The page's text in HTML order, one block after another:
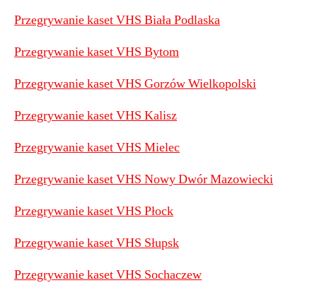
Przegrywanie kaset VHS Biała Podlaska
Przegrywanie kaset VHS Bytom
Przegrywanie kaset VHS Gorzów Wielkopolski
Przegrywanie kaset VHS Kalisz
Przegrywanie kaset VHS Mielec
Przegrywanie kaset VHS Nowy Dwór Mazowiecki
Przegrywanie kaset VHS Płock
Przegrywanie kaset VHS Słupsk
Przegrywanie kaset VHS Sochaczew